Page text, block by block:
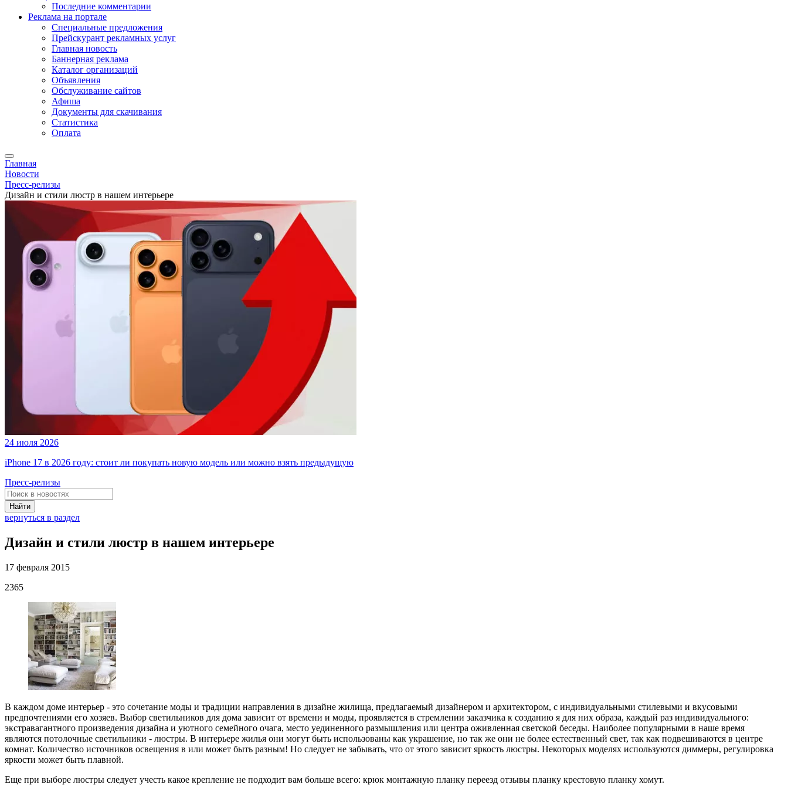
Последние комментарии
Реклама на портале
Специальные предложения
Прейскурант рекламных услуг
Главная новость
Баннерная реклама
Каталог организаций
Объявления
Обслуживание сайтов
Афиша
Документы для скачивания
Статистика
Оплата
Главная
Новости
Пресс-релизы
Дизайн и стили люстр в нашем интерьере
24 июля 2026
iPhone 17 в 2026 году: стоит ли покупать новую модель или можно взять предыдущую
Пресс-релизы
Найти
вернуться в раздел
Дизайн и стили люстр в нашем интерьере
17 февраля 2015
2365
В каждом доме интерьер - это сочетание моды и традиции направления в дизайне жилища, предлагаемый дизайнером и архитектором, с индивидуальными стилевыми и вкусовыми
предпочтениями его хозяев. Выбор светильников для дома зависит от времени и моды, проявляется в стремлении заказчика к созданию я для них образа, каждый раз индивидуального:
экстравагантного произведения дизайна и уютного семейного очага, место уединенного размышления или центра оживленная светской беседы. Наиболее популярными в наше время
являются потолочные светильники - люстры. В интерьере жилья они могут быть использованы как украшение, но так же они не более естественный свет, так как подвешиваются в центре
комнат. Количество источников освещения в или может быть разным! Но следует не забывать, что от этого зависит яркость люстры. Некоторых моделях используются диммеры, регулировка
яркости может быть плавной.
Еще при выборе люстры следует учесть какое крепление не подходит вам больше всего: крюк монтажную планку переезд отзывы планку крестовую планку хомут.